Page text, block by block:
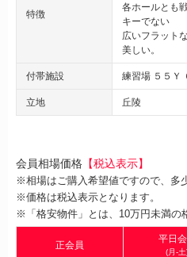
特徴
各ホールとも
キーでない
広いフラット
美しい。
付帯施設 練習場 ５５Ｙ
立地 丘陵
会員相場価格 【税込表示】
※相場はご購入希望値ですので、多
※価格は税込表示となります。
※「格安物件」とは、10万円未満の
正会員
平日
(月-